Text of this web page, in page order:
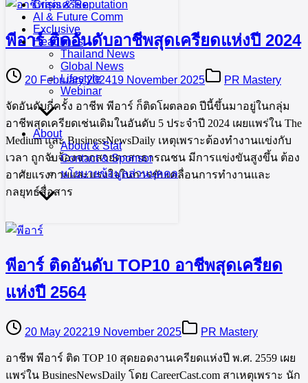
Crisis & Reputation
AI & Future Comm
Exclusive
Headlines
Thailand News
Global News
Lifestyle
Webinar
About
About & Stat
Contact & Sponsor
นโยบายข้อมูลส่วนบุคคล
พีอาร์ ติดอันดับอาชีพสุดเครียดแห่งปี 2024
20 February 202419 November 2025 PR Mastery
จัดอันดับกี่ครั้ง อาชีพ พีอาร์ ก็ติดโผตลอด ปีนี้ขึ้นมาอยู่ในกลุ่ม
อาชีพสุดเครียดเช่นเดิมในอันดับ 5 ประจำปี 2024 เผยแพร่ใน The
Medium และ BusinessNewsDaily เหตุเพราะต้องทำงานแข่งกับ
เวลา ถูกจับจ้องจากสายตาสาธารณชน มีการแข่งขันสูงขึ้น ต้อง
อาศัยแรงกายและแรงใจในการขับเคลื่อนการทำงานและ
กลยุทธ์สื่อสาร
พีอาร์ ติดอันดับ TOP10 อาชีพสุดเครียด
แห่งปี 2564
20 May 202219 November 2025 PR Mastery
อาชีพ พีอาร์ ติด TOP 10 สุดยอดงานเครียดแห่งปี พ.ศ. 2559 เผย
แพร่ใน BusinesNewsDaily โดย CareerCast.com สาเหตุเพราะ นัก